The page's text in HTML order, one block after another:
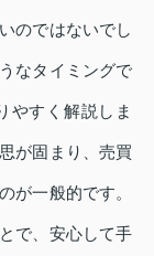
のではないでし
なタイミングで
やすく解説しま
が固まり、売買
が一般的です。
で、安心して手